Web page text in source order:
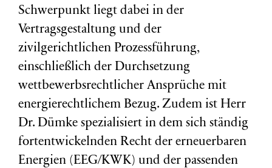
Schwerpunkt liegt dabei in der
Vertragsgestaltung und der
zivilgerichtlichen Prozessführung,
einschließlich der Durchsetzung
wettbewerbsrechtlicher Ansprüche mit
energierechtlichem Bezug. Zudem ist Herr
Dr. Dümke spezialisiert in dem sich ständig
fortentwickelnden Recht der erneuerbaren
Energien (EEG/KWK) und der passenden